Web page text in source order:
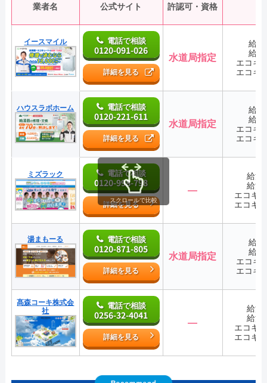
業者名 公式サイト 許認可・資格
イースマイル 電話で相談
0120-091-026
詳細を見る
水道局指定
給
給
エコキ
エコキ
ハウスラボホーム 電話で相談
0120-221-611
詳細を見る
水道局指定
給
給
エコキ
エコキ
ミズラック 電話で相談
0120-998-798
詳細を見る
―
給湯
給湯
エコキ
エコキ
湯まもーる 電話で相談
0120-871-805
詳細を見る
水道局指定
給
給
エコキ
エコキ
髙森コーキ株式会
社
電話で相談
0256-32-4041
詳細を見る
―
給湯
給湯
エコキ
エコキ
スクロールで比較